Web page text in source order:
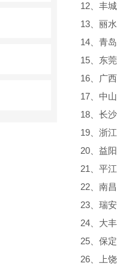
12、丰
13、丽
14、青
15、东
16、广
17、中
18、长
19、浙
20、益
21、平
22、南
23、瑞
24、大
25、保
26、上